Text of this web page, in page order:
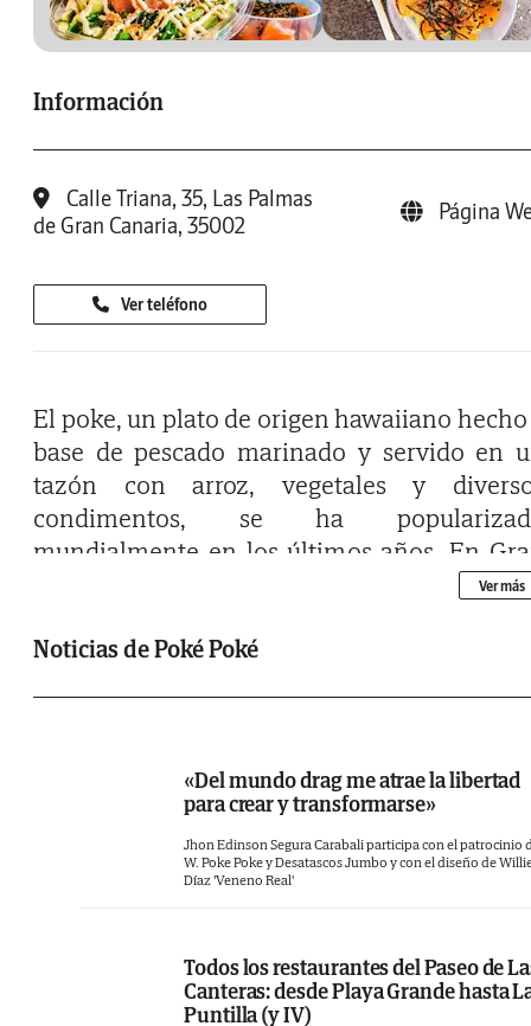
Información
Calle Triana, 35, Las Palmas
de Gran Canaria, 35002
Página
Ver teléfono
El poke, un plato de origen hawaiiano hecho
base de pescado marinado y servido en
tazón con arroz, vegetales y
condimentos, se ha
mundialmente en los últimos años. En
Canaria, las cifras de demanda a domicilio
liderando como el lugar preferido para
Poké, que ofrece diversas variantes de
con ingredientes frescos y sabrosos, es
El restaurante se ha ganado la popularidad
su compromiso con la calidad,
hawaiana en general está siendo
demandada en Gran Canaria. Este tipo
Ver más
Noticias de Poké Poké
«Del mundo drag me atrae la libertad
para crear y transformarse»
Jhon Edinson Segura Carabali participa con el patrocinio
W. Poke Poke y Desatascos Jumbo y con el diseño de
Díaz 'Veneno Real'
Todos los restaurantes del Paseo de
Canteras: desde Playa Grande hasta
Puntilla (y IV)